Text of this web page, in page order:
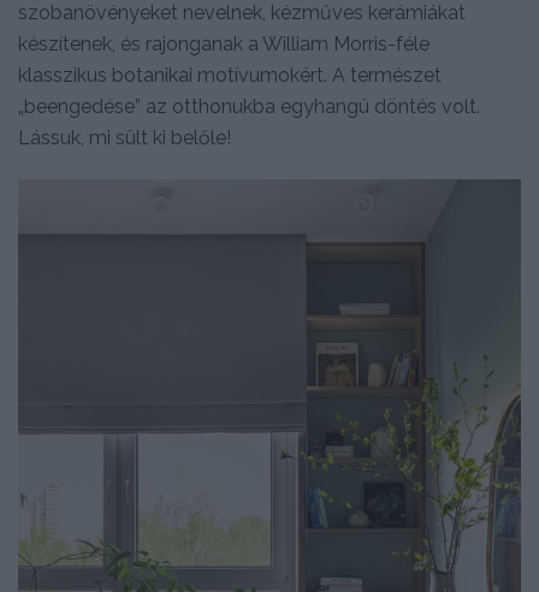
szobanövényeket nevelnek, kézműves kerámiákat
készítenek, és rajonganak a William Morris-féle
klasszikus botanikai motívumokért. A természet
„beengedése” az otthonukba egyhangú döntés volt.
Lássuk, mi sült ki belőle!